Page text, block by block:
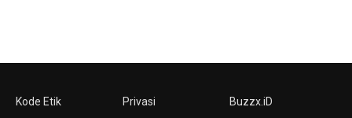
Kode Etik
Privasi
Buzzx.iD